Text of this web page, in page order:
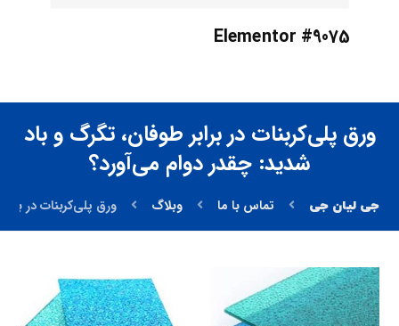
Elementor #9075
ورق پلی‌کربنات در برابر طوفان، تگرگ و باد
شدید: چقدر دوام می‌آورد؟
تماس با ما وبلاگ ورق پلی‌کربنات در